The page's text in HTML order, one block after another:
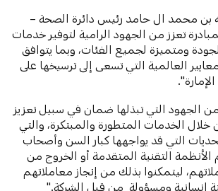
بن محمد ال حامد رئيس دائرة الصحة –
تعزز من الجهود الرامية لتوفير خدمات
ومتميزة لجميع الفئات، وبما يتوافق
العالمية التي تسعى إلى ترسيخها على
الجهود التي تبذلها ضمان في سبيل تعزيز
خلال الخدمات المتطورة والمبتكرة، والتي
التي قد يواجهها كبار السن وأصحاب
التقنية المتقدمة أو الخروج من
ليتمكنوا بذلك من إنجاز معاملاتهم
إنسانية ومسؤولة من قبل الشركة."